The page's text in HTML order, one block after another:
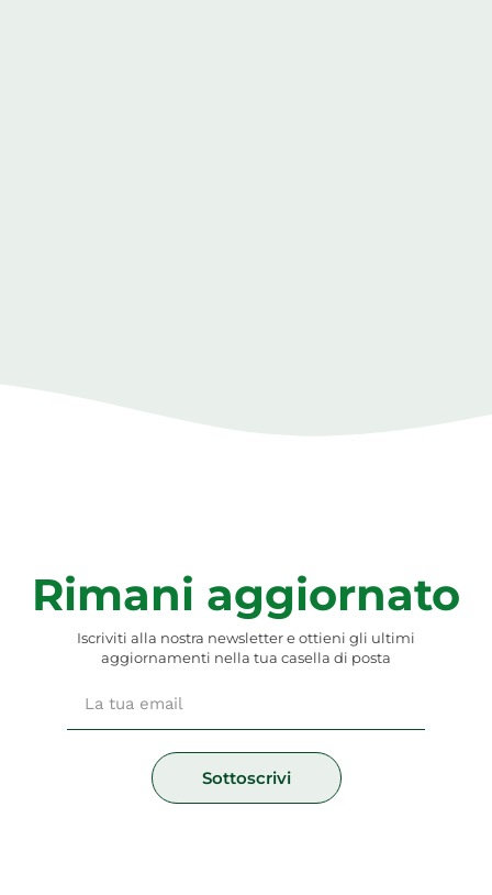
Rimani aggiornato
Iscriviti alla nostra newsletter e ottieni gli ultimi
aggiornamenti nella tua casella di posta
Sottoscrivi